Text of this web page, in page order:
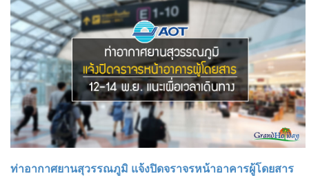
ท่าอากาศยานสุวรรณภูมิ แจ้งปิดจราจรหน้าอาคารผู้โดยสาร